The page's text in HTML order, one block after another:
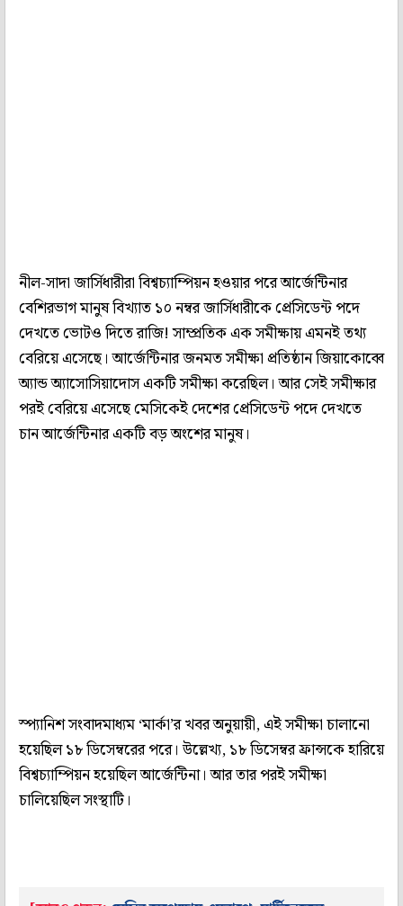
নীল-সাদা জার্সিধারীরা বিশ্বচ্যাম্পিয়ন হওয়ার পরে আর্জেন্টিনার
বেশিরভাগ মানুষ বিখ্যাত ১০ নম্বর জার্সিধারীকে প্রেসিডেন্ট পদে
দেখতে ভোটও দিতে রাজি! সাম্প্রতিক এক সমীক্ষায় এমনই তথ্য
বেরিয়ে এসেছে। আর্জেন্টিনার জনমত সমীক্ষা প্রতিষ্ঠান জিয়াকোব্বে
অ্যান্ড অ্যাসোসিয়াদোস একটি সমীক্ষা করেছিল। আর সেই সমীক্ষার
পরই বেরিয়ে এসেছে মেসিকেই দেশের প্রেসিডেন্ট পদে দেখতে
চান আর্জেন্টিনার একটি বড় অংশের মানুষ।
স্প্যানিশ সংবাদমাধ্যম ‘মার্কা’র খবর অনুয়ায়ী, এই সমীক্ষা চালানো
হয়েছিল ১৮ ডিসেম্বরের পরে। উল্লেখ্য, ১৮ ডিসেম্বর ফ্রান্সকে হারিয়ে
বিশ্বচ্যাম্পিয়ন হয়েছিল আর্জেন্টিনা। আর তার পরই সমীক্ষা
চালিয়েছিল সংস্থাটি।